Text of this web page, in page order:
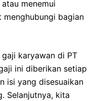
menemui
menghubungi bagian
karyawan di PT
ini diberikan setiap
isi yang disesuaikan
Selanjutnya, kita